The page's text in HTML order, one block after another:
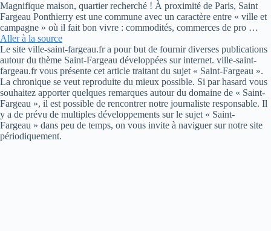
n
u
Magnifique maison, quartier recherché ! À proximité de Paris, Saint
Fargeau Ponthierry est une commune avec un caractère entre « ville et
campagne » où il fait bon vivre : commodités, commerces de pro …
Aller à la source
Le site ville-saint-fargeau.fr a pour but de fournir diverses publications
autour du thème Saint-Fargeau développées sur internet. ville-saint-
fargeau.fr vous présente cet article traitant du sujet « Saint-Fargeau ».
La chronique se veut reproduite du mieux possible. Si par hasard vous
souhaitez apporter quelques remarques autour du domaine de « Saint-
Fargeau », il est possible de rencontrer notre journaliste responsable. Il
y a de prévu de multiples développements sur le sujet « Saint-
Fargeau » dans peu de temps, on vous invite à naviguer sur notre site
périodiquement.